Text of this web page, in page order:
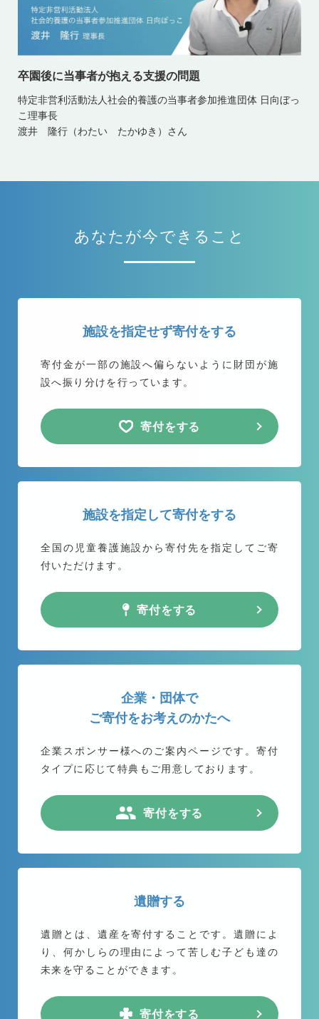
卒園後に当事者が抱える支援の問題
特定非営利活動法人社会的養護の当事者参加推進団体 日向ぼっ
こ理事長
渡井 隆行（わたい たかゆき）さん
あなたが今できること
施設を指定せず寄付をする
寄付金が一部の施設へ偏らないように 財団が施
設へ振り分けを行っています。
寄付をする
施設を指定して寄付をする
全国の児童養護施設から寄付先を指定してご寄
付いただけます。
寄付をする
企業・団体で
ご寄付をお考えのかたへ
企業スポンサー様へのご案内ページです。 寄付
タイプに応じて特典もご用意しております。
寄付をする
遺贈する
遺贈とは、遺産を寄付することです。遺贈によ
り、何かしらの理由によって苦しむ子ども達の
未来を守ることができます。
寄付をする